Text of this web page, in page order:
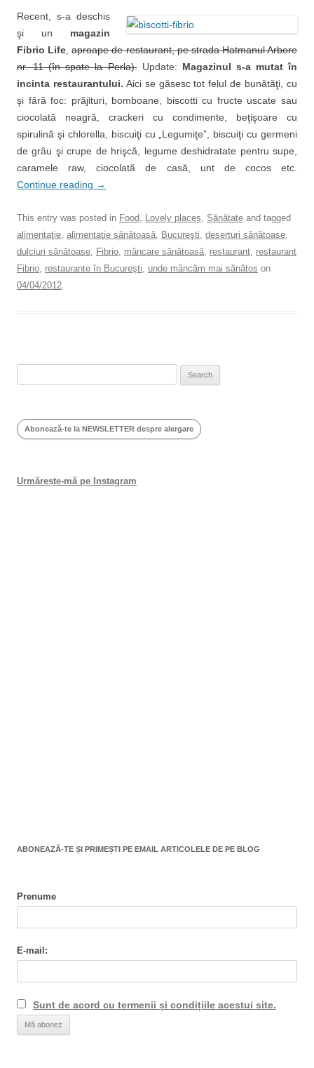
Recent, s-a deschis
şi un magazin
Fibrio Life ,aproape de restaurant, pe strada Hatmanul Arbore
nr. 11 (în spate la Perla).Update: Magazinul s-a mutat în
incinta restaurantului. Aici se găsesc tot felul de bunătăţi, cu
şi fără foc: prăjituri, bomboane, biscotti cu fructe uscate sau
ciocolată neagră, crackeri cu condimente, beţişoare cu
spirulină şi chlorella, biscuiţi cu „Legumiţe”, biscuiţi cu germeni
de grâu şi crupe de hrişcă, legume deshidratate pentru supe,
caramele raw, ciocolată de casă, unt de cocos etc.
Continue reading →
This entry was posted in Food, Lovely places, Sănătate and tagged
alimentaţie, alimentaţie sănătoasă, Bucureşti, deserturi sănătoase,
dulciuri sănătoase, Fibrio, mâncare sănătoasă, restaurant, restaurant
Fibrio, restaurante în Bucureşti, unde mâncăm mai sănătos on
04/04/2012.
Abonează-te la NEWSLETTER despre alergare
Urmărește-mă pe Instagram
ABONEAZĂ-TE ȘI PRIMEȘTI PE EMAIL ARTICOLELE DE PE BLOG
Prenume
E-mail:
Sunt de acord cu termenii și condițiile acestui site.